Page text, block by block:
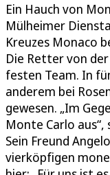
Ein Hauch von
Mülheimer
Kreuzes Monaco
Die Retter von der
festen Team. In
anderem bei
gewesen. „Im
Monte Carlo
Sein Freund
vierköpfigen